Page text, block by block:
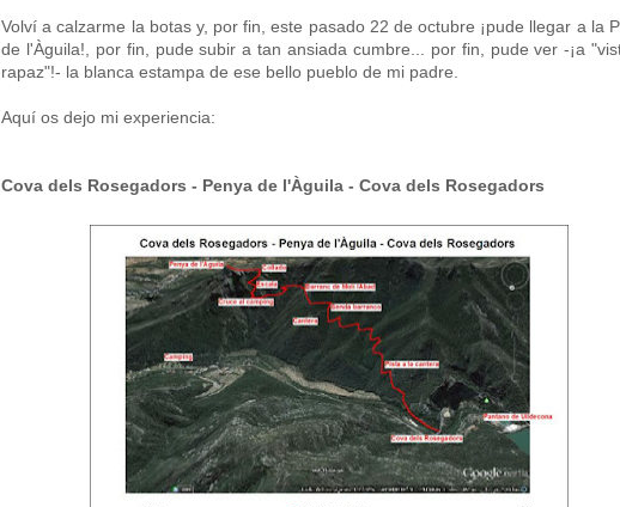
Volví a calzarme la botas y, por fin, este pasado 22 de octubre ¡pude llegar a la
de l'Àguila!, por fin, pude subir a tan ansiada cumbre... por fin, pude ver -¡a
rapaz"!- la blanca estampa de ese bello pueblo de mi padre.
Aquí os dejo mi experiencia:
Cova dels Rosegadors - Penya de l'Àguila - Cova dels Rosegadors